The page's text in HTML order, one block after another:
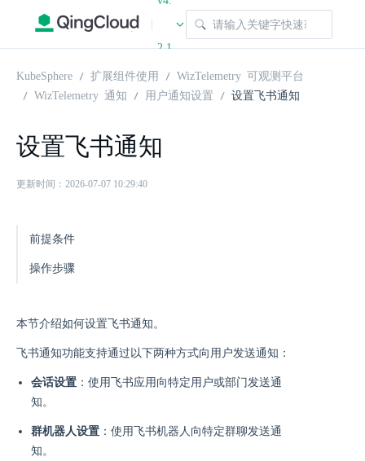
|
2.1
KubeSphere 扩展组件使用
WizTelemetry 可观测平台
WizTelemetry 通知
用户通知设置 设置飞书通知
设置飞书通知
更新时间：2026-07-07 10:29:40
前提条件
操作步骤
本节介绍如何设置飞书通知。
飞书通知功能支持通过以下两种方式向用户发送通知：
会话设置 ：使用飞书应用向特定用户或部门发送通
知。
群机器人设置 ：使用飞书机器人向特定群聊发送通
知。